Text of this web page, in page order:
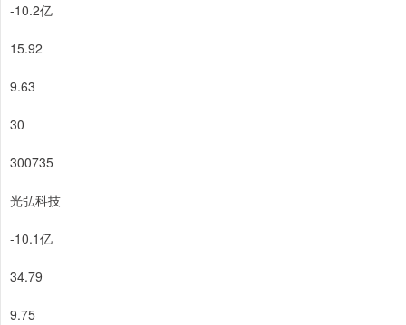
-10.2亿
15.92
9.63
30
300735
光弘科技
-10.1亿
34.79
9.75